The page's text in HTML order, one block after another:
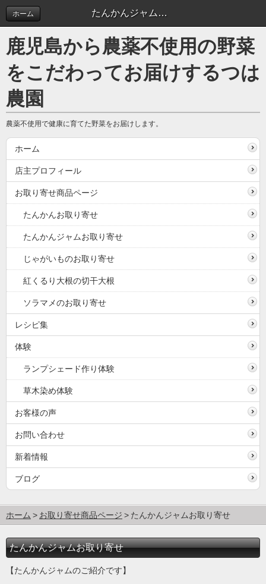
たんかんジャムお取り寄せ
ホーム
鹿児島から農薬不使用の野菜
をこだわってお届けするつは
農園
農薬不使用で健康に育てた野菜をお届けします。
ホーム
店主プロフィール
お取り寄せ商品ページ
たんかんお取り寄せ
たんかんジャムお取り寄せ
じゃがいものお取り寄せ
紅くるり大根の切干大根
ソラマメのお取り寄せ
レシピ集
体験
ランプシェード作り体験
草木染め体験
お客様の声
お問い合わせ
新着情報
ブログ
ホーム お取り寄せ商品ページ たんかんジャムお取り寄せ
たんかんジャムお取り寄せ
【たんかんジャムのご紹介です】